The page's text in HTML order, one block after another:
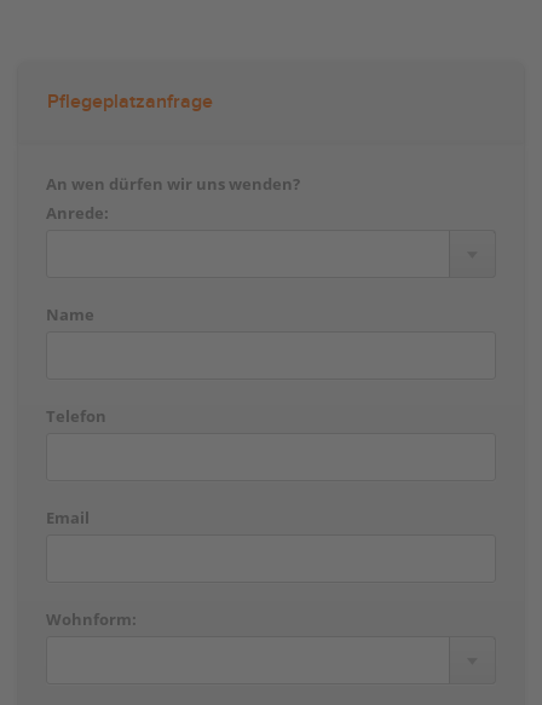
Pflegeplatzanfrage
An wen dürfen wir uns wenden?
Anrede:
Name
Telefon
Email
Wohnform: